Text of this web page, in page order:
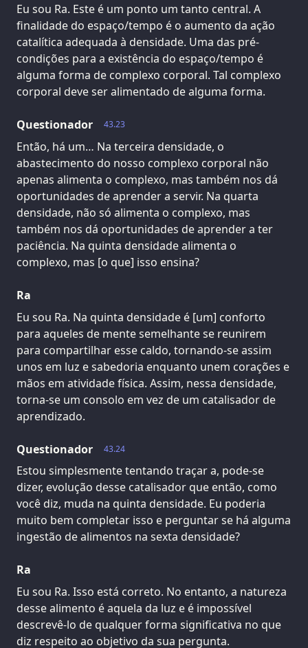
Eu sou Ra. Este é um ponto um tanto central. A
finalidade do espaço/tempo é o aumento da ação
catalítica adequada à densidade. Uma das pré-
condições para a existência do espaço/tempo é
alguma forma de complexo corporal. Tal complexo
corporal deve ser alimentado de alguma forma.
43.23
Questionador
Então, há um… Na terceira densidade, o
abastecimento do nosso complexo corporal não
apenas alimenta o complexo, mas também nos dá
oportunidades de aprender a servir. Na quarta
densidade, não só alimenta o complexo, mas
também nos dá oportunidades de aprender a ter
paciência. Na quinta densidade alimenta o
complexo, mas [o que] isso ensina?
Ra
Eu sou Ra. Na quinta densidade é [um] conforto
para aqueles de mente semelhante se reunirem
para compartilhar esse caldo, tornando-se assim
unos em luz e sabedoria enquanto unem corações e
mãos em atividade física. Assim, nessa densidade,
torna-se um consolo em vez de um catalisador de
aprendizado.
43.24
Questionador
Estou simplesmente tentando traçar a, pode-se
dizer, evolução desse catalisador que então, como
você diz, muda na quinta densidade. Eu poderia
muito bem completar isso e perguntar se há alguma
ingestão de alimentos na sexta densidade?
Ra
Eu sou Ra. Isso está correto. No entanto, a natureza
desse alimento é aquela da luz e é impossível
descrevê-lo de qualquer forma significativa no que
diz respeito ao objetivo da sua pergunta.